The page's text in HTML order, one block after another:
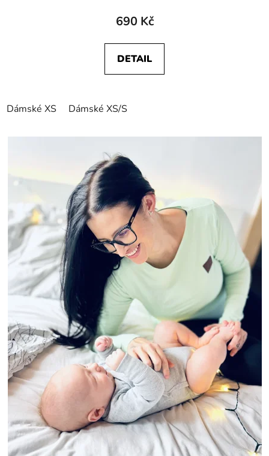
690 Kč
DETAIL
Dámské XS Dámské XS/S